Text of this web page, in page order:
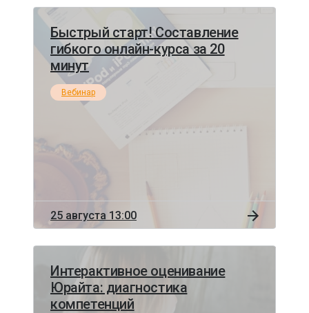
Быстрый старт! Составление
гибкого онлайн-курса за 20
минут
Вебинар
25 августа 13:00
Интерактивное оценивание
Юрайта: диагностика
компетенций